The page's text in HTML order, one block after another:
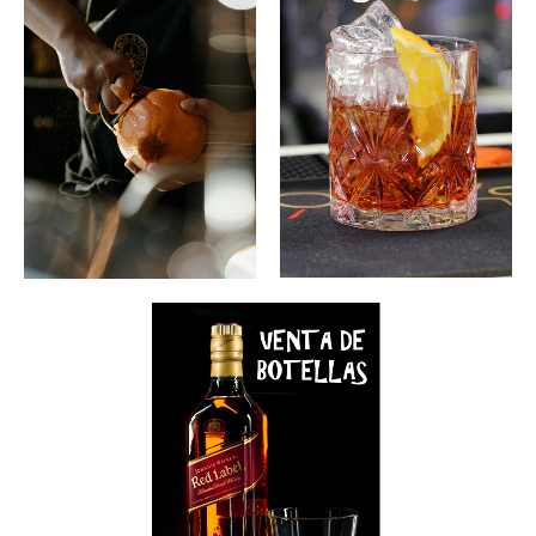
Nota: No se hacen envíos de licores y
destilados, solo entregas personales en CDMX
y algunos municipios del Estado de México.
Tenemos diferentes métodos de pago.
Puedes hacerlo con tarjeta de crédito, débito,
pago en efectivo contra entrega, transferencia
electrónica o depósito bancario.
Cualquier duda que tengas, contáctanos vía
telefónica o WhatsApp en el teléfono 55 3331
7816, con gusto te apoyamos en tu proceso
de compra.
Método de envío, entrega local y costos
Si el lugar de entrega está a
menos de 9 km de nuestro Centro de
Distribución (Mundo E).
* Para el Estado de México costo $50.00 M.N.
* Para CDMX va desde los $150.00 M.N.